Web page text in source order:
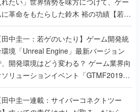
に革命をもたらした鈴木 裕の功績【若ゲ
たり】
田中圭一：若ゲのいたり】ゲーム開発統
境「Unreal Engine」最新バージョン
、開発環境はどう変わる？ ゲーム業界向
ソリューションイベント「GTMF2019」
って、より理解を深めよう【PR】
田中圭一連載：サイバーコネクトツー